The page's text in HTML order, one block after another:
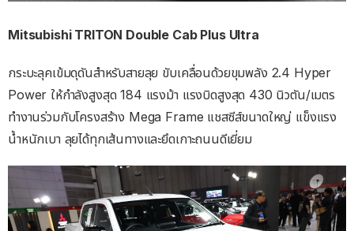
Mitsubishi TRITON Double Cab Plus Ultra
กระบะลุคเข้มดุดันสําหรับสายลุย ขับเคลื่อนด้วยขุมพลัง 2.4 Hyper
Power ให้กําลังสูงสุด 184 แรงม้า แรงบิดสูงสุด 430 นิวตัน/เมตร
ทํางานร่วมกับโครงสร้าง Mega Frame แชสซีส์ขนาดใหญ่ แข็งแรง
นํ้าหนักเบา ลุยได้ทุกเส้นทางและยึดเกาะถนนดีเยี่ยม